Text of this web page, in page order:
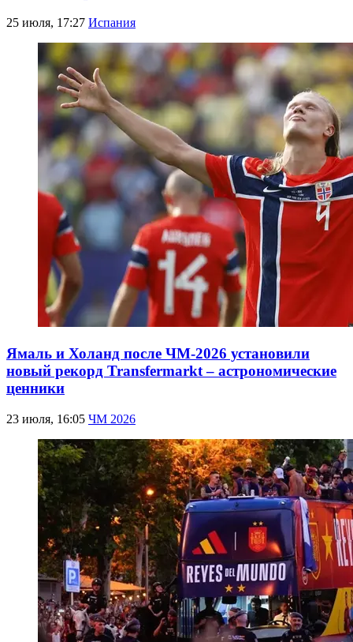
25 июля, 17:27 Испания
Ямаль и Холанд после ЧМ-2026 установили
новый рекорд Transfermarkt – астрономические
ценники
23 июля, 16:05 ЧМ 2026